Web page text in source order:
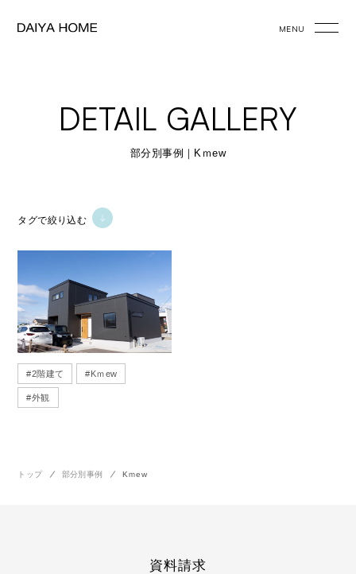
MENU
DETAIL GALLERY
部分別事例｜Kｍew
タグで絞り込む
#2階建て # Kｍew
#外観
トップ 部分別事例 Kｍew
資料請求